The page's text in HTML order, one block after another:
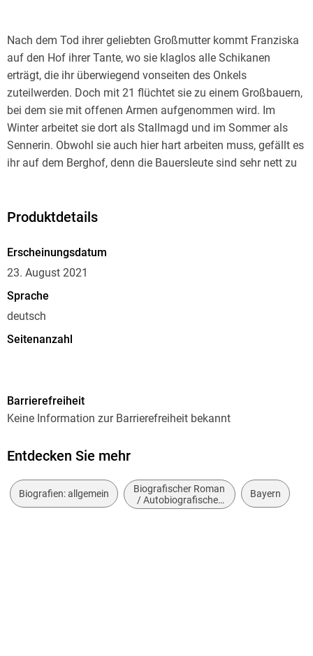
Nach dem Tod ihrer geliebten Großmutter kommt Franziska
auf den Hof ihrer Tante, wo sie klaglos alle Schikanen
erträgt, die ihr überwiegend vonseiten des Onkels
zuteilwerden. Doch mit 21 flüchtet sie zu einem Großbauern,
bei dem sie mit offenen Armen aufgenommen wird. Im
Winter arbeitet sie dort als Stallmagd und im Sommer als
Sennerin. Obwohl sie auch hier hart arbeiten muss, gefällt es
ihr auf dem Berghof, denn die Bauersleute sind sehr nett zu
gewillt, die Demütigungen und die Ausbeutung durch den
Produktdetails
Erscheinungsdatum
23. August 2021
Sprache
deutsch
Seitenanzahl
1,94 MB
Autor/Autorin
Rosenheimer Verlagshaus
Barrierefreiheit
Keine Information zur Barrierefreiheit bekannt
Entdecken Sie mehr
Biografien: allgemein
Biografischer Roman
/ Autobiografischer
Roman
Bayern